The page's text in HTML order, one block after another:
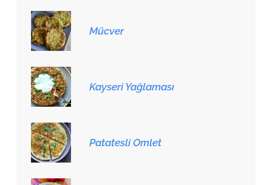
Mücver
Kayseri Yağlaması
Patatesli Omlet